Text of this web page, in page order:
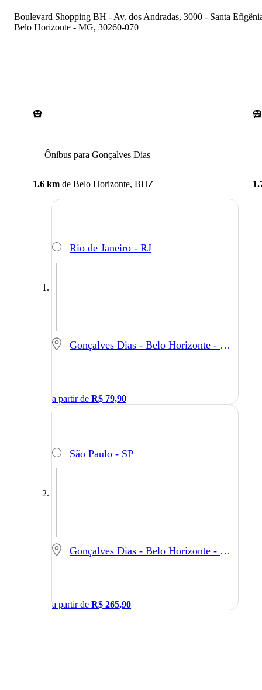
Boulevard Shopping BH - Av. dos Andradas, 3000 - Santa
Belo Horizonte - MG, 30260-070
Ônibus para Gonçalves Dias
1.6 km de Belo Horizonte, BHZ
Rio de Janeiro - RJ
Gonçalves Dias - Belo Horizonte - MG
a partir de R$ 79,90
São Paulo - SP
Gonçalves Dias - Belo Horizonte - MG
a partir de R$ 265,90